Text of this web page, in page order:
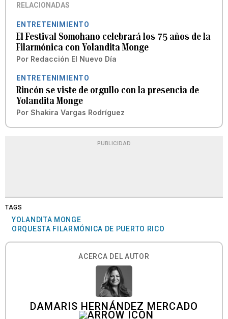
RELACIONADAS
ENTRETENIMIENTO
El Festival Somohano celebrará los 75 años de la
Filarmónica con Yolandita Monge
Por Redacción El Nuevo Día
ENTRETENIMIENTO
Rincón se viste de orgullo con la presencia de
Yolandita Monge
Por Shakira Vargas Rodríguez
PUBLICIDAD
TAGS
YOLANDITA MONGE
ORQUESTA FILARMÓNICA DE PUERTO RICO
ACERCA DEL AUTOR
DAMARIS HERNÁNDEZ MERCADO